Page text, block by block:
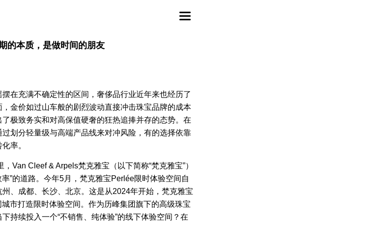
的本质，是做时间的朋友
在充满不确定性的区间，奢侈品行业近年来也经历了
金价如过山车般的剧烈波动直接冲击珠宝品牌的成本
极致务实和对高保值硬奢的狂热追捧并存的态势。在
划分轻量级与高端产品线来对冲风险，有的选择依靠
率。
，Van Cleef & Arpels梵克雅宝（以下简称“梵克雅宝”）
率”的道路。今年5月，梵克雅宝Perlée限时体验空间自
、成都、长沙、北京。这是从2024年开始，梵克雅宝
市打造限时体验空间。作为历峰集团旗下的高级珠宝
持续投入一个“不销售、纯体验”的线下体验空间？在